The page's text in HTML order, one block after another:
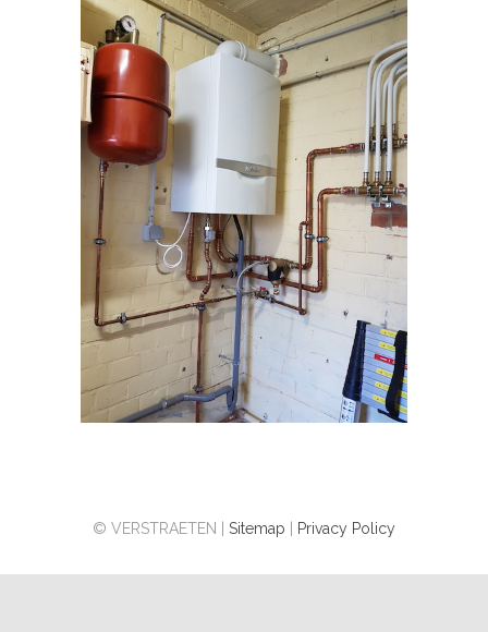
© VERSTRAETEN | Sitemap Privacy Policy